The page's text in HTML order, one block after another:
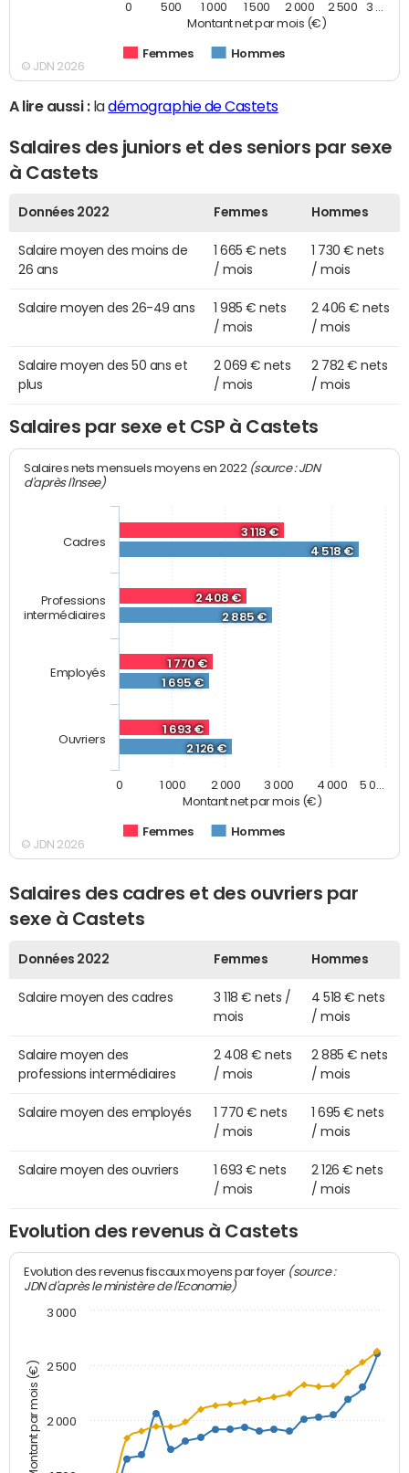
Montant net par mois (€)
Femmes Hommes
0 500 1 000 1 500 2 000 2 500 3 …
© JDN 2026
A lire aussi :ladémographie de Castets
Salaires des juniors et des seniors par sexe
à Castets
Données 2022 Femmes Hommes
Salaire moyen des moins de
26 ans
1 665 € nets
/ mois
1 730 € nets
/ mois
Salaire moyen des 26-49 ans
1 985 € nets
/ mois
2 406 € nets
/ mois
Salaire moyen des 50 ans et
plus
2 069 € nets
/ mois
2 782 € nets
/ mois
Salaires par sexe et CSP à Castets
Montant net par mois (€)
Salaires nets mensuels moyens en 2022 (source : JDN
d'après l'Insee)
3 118 €
2 408 €
1 770 €
1 693 €
4 518 €
2 885 €
1 695 €
2 126 €
Femmes Hommes
Cadres
Professions
intermédiaires
Employés
Ouvriers
0 1 000 2 000 3 000 4 000 5 0…
© JDN 2026
Salaires des cadres et des ouvriers par
sexe à Castets
Données 2022 Femmes Hommes
Salaire moyen des cadres
3 118 € nets /
mois
4 518 € nets
/ mois
Salaire moyen des
professions intermédiaires
2 408 € nets
/ mois
2 885 € nets
/ mois
Salaire moyen des employés
1 770 € nets
/ mois
1 695 € nets
/ mois
Salaire moyen des ouvriers
1 693 € nets
/ mois
2 126 € nets
/ mois
Evolution des revenus à Castets
Montant par mois (€)
Evolution des revenus fiscaux moyens par foyer (source :
JDN d'après le ministère de l'Economie)
2 000
2 500
3 000